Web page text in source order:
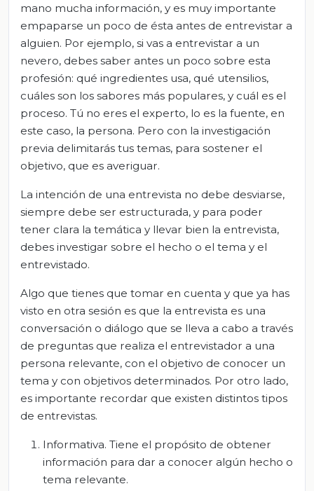
mano mucha información, y es muy importante
empaparse un poco de ésta antes de entrevistar a
alguien. Por ejemplo, si vas a entrevistar a un
nevero, debes saber antes un poco sobre esta
profesión: qué ingredientes usa, qué utensilios,
cuáles son los sabores más populares, y cuál es el
proceso. Tú no eres el experto, lo es la fuente, en
este caso, la persona. Pero con la investigación
previa delimitarás tus temas, para sostener el
objetivo, que es averiguar.
La intención de una entrevista no debe desviarse,
siempre debe ser estructurada, y para poder
tener clara la temática y llevar bien la entrevista,
debes investigar sobre el hecho o el tema y el
entrevistado.
Algo que tienes que tomar en cuenta y que ya has
visto en otra sesión es que la entrevista es una
conversación o diálogo que se lleva a cabo a través
de preguntas que realiza el entrevistador a una
persona relevante, con el objetivo de conocer un
tema y con objetivos determinados. Por otro lado,
es importante recordar que existen distintos tipos
de entrevistas.
Informativa. Tiene el propósito de obtener
información para dar a conocer algún hecho o
tema relevante.